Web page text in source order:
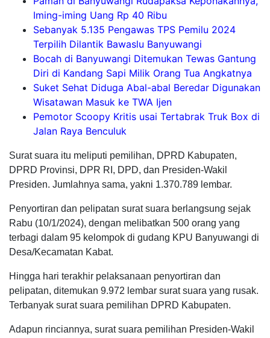
Iming-iming Uang Rp 40 Ribu
Sebanyak 5.135 Pengawas TPS Pemilu 2024
Terpilih Dilantik Bawaslu Banyuwangi
Bocah di Banyuwangi Ditemukan Tewas Gantung
Diri di Kandang Sapi Milik Orang Tua Angkatnya
Suket Sehat Diduga Abal-abal Beredar Digunakan
Wisatawan Masuk ke TWA Ijen
Pemotor Scoopy Kritis usai Tertabrak Truk Box di
Jalan Raya Benculuk
Surat suara itu meliputi pemilihan, DPRD Kabupaten,
DPRD Provinsi, DPR RI, DPD, dan Presiden-Wakil
Presiden. Jumlahnya sama, yakni 1.370.789 lembar.
Penyortiran dan pelipatan surat suara berlangsung sejak
Rabu (10/1/2024), dengan melibatkan 500 orang yang
terbagi dalam 95 kelompok di gudang KPU Banyuwangi di
Desa/Kecamatan Kabat.
Hingga hari terakhir pelaksanaan penyortiran dan
pelipatan, ditemukan 9.972 lembar surat suara yang rusak.
Terbanyak surat suara pemilihan DPRD Kabupaten.
Adapun rinciannya, surat suara pemilihan Presiden-Wakil